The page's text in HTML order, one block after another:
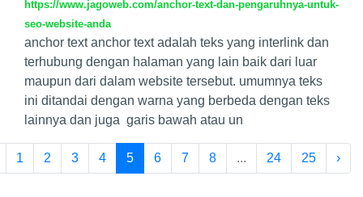
https://www.jagoweb.com/anchor-text-dan-pengaruhnya-untuk-
seo-website-anda
anchor text anchor text adalah teks yang interlink dan
terhubung dengan halaman yang lain baik dari luar
maupun dari dalam website tersebut. umumnya teks
ini ditandai dengan warna yang berbeda dengan teks
lainnya dan juga garis bawah atau un
1 2 3 4 5 6 7 8 ... 24 25 ›